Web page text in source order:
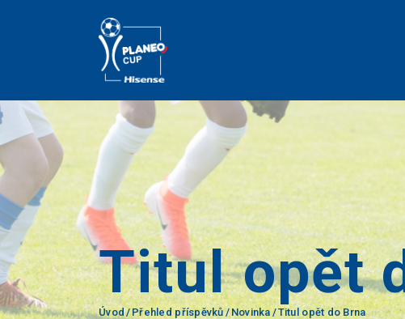
Titul opět
Úvod Přehled příspěvků Novinka Titul opět do Brna